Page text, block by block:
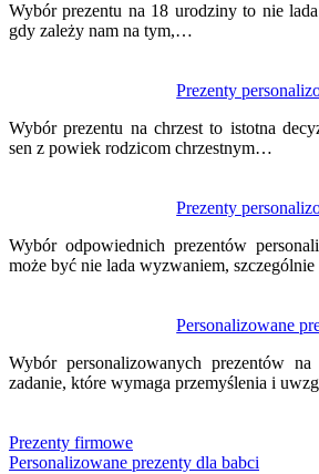
Wybór prezentu na 18 urodziny to nie
gdy zależy nam na tym,…
Prezenty
Wybór prezentu na chrzest to istotna
sen z powiek rodzicom chrzestnym…
Prezenty
Wybór odpowiednich prezentów
może być nie lada wyzwaniem,
Personalizowane
Wybór personalizowanych prezentów
zadanie, które wymaga przemyślenia i
Prezenty firmowe
Personalizowane prezenty dla babci